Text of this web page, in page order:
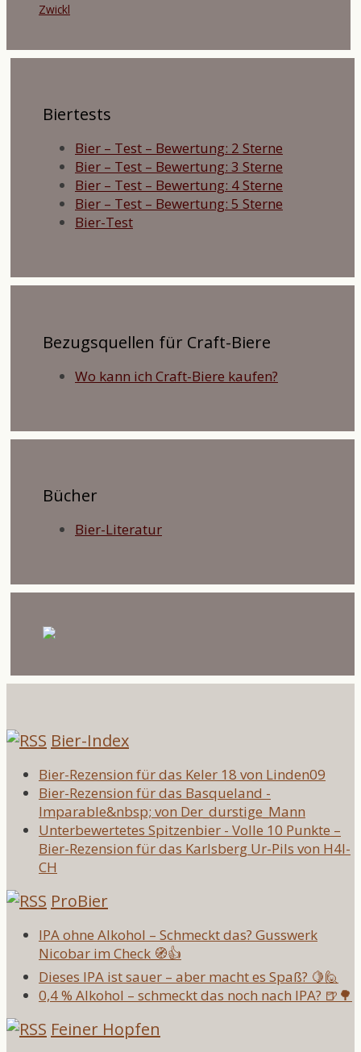
Zwickl
Biertests
Bier – Test – Bewertung: 2 Sterne
Bier – Test – Bewertung: 3 Sterne
Bier – Test – Bewertung: 4 Sterne
Bier – Test – Bewertung: 5 Sterne
Bier-Test
Bezugsquellen für Craft-Biere
Wo kann ich Craft-Biere kaufen?
Bücher
Bier-Literatur
Bier-Index
Bier-Rezension für das Keler 18 von Linden09
Bier-Rezension für das Basqueland -
Imparable&nbsp; von Der_durstige_Mann
Unterbewertetes Spitzenbier - Volle 10 Punkte –
Bier-Rezension für das Karlsberg Ur-Pils von H4l-
CH
ProBier
IPA ohne Alkohol – Schmeckt das? Gusswerk
Nicobar im Check 🧭👍
Dieses IPA ist sauer – aber macht es Spaß? 🍋🙋
0,4 % Alkohol – schmeckt das noch nach IPA? 🍺🌳
Feiner Hopfen